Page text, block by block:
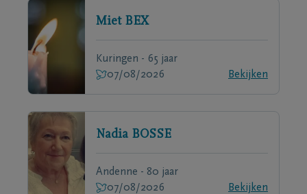
Miet BEX
Kuringen - 65 jaar
07/08/2026
Bekijken
Nadia BOSSE
Andenne - 80 jaar
07/08/2026
Bekijken